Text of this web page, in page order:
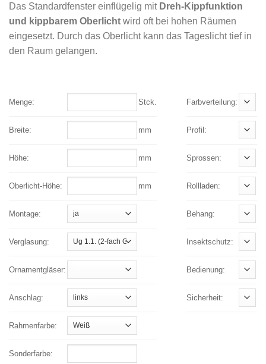
Das Standardfenster einflügelig mit Dreh-Kippfunktion
und kippbarem Oberlicht wird oft bei hohen Räumen
eingesetzt. Durch das Oberlicht kann das Tageslicht tief in
den Raum gelangen.
Menge: Stck.
Breite: mm
Höhe: mm
Oberlicht-Höhe: mm
Montage:
Verglasung:
Ornamentgläser:
Anschlag:
Rahmenfarbe:
Sonderfarbe:
Farbverteilung:
Profil:
Sprossen:
Rollladen:
Behang:
Insektschutz:
Bedienung:
Sicherheit: